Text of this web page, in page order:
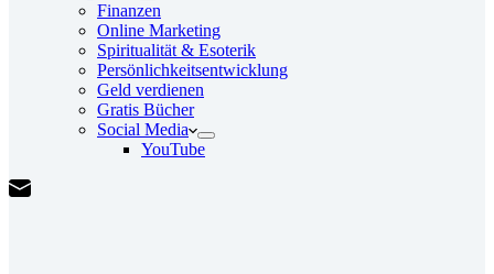
Finanzen
Online Marketing
Spiritualität & Esoterik
Persönlichkeitsentwicklung
Geld verdienen
Gratis Bücher
Social Media
YouTube